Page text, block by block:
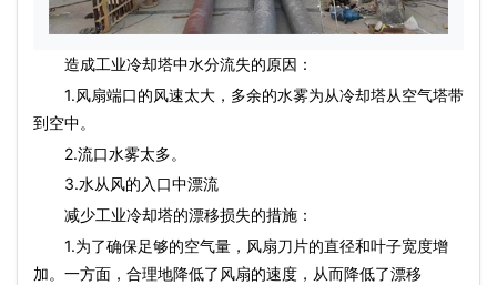
造成工业冷却塔中水分流失的原因：
1.风扇端口的风速太大，多余的水雾为从冷却塔从空气塔带
到空中。
2.流口水雾太多。
3.水从风的入口中漂流
减少工业冷却塔的漂移损失的措施：
1.为了确保足够的空气量，风扇刀片的直径和叶子宽度增
加。一方面，合理地降低了风扇的速度，从而降低了漂移